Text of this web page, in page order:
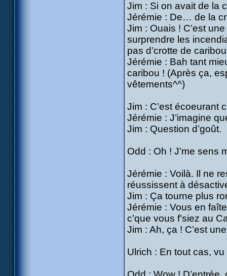
Jim : Si on avait de la
Jérémie : De… de la
Jim : Ouais ! C’est
surprendre les
pas d’crotte de
Jérémie : Bah tant
caribou ! (Après ça,
vêtements^^)
Jim : C’est écoeurant
Jérémie : J’imagine
Jim : Question d’goût.
Odd : Oh ! J’me sens
Jérémie : Voilà. Il ne
réussissent à
Jim : Ça tourne plus
Jérémie : Vous en
c’que vous f’siez au
Jim : Ah, ça ! C’est
Ulrich : En tout cas,